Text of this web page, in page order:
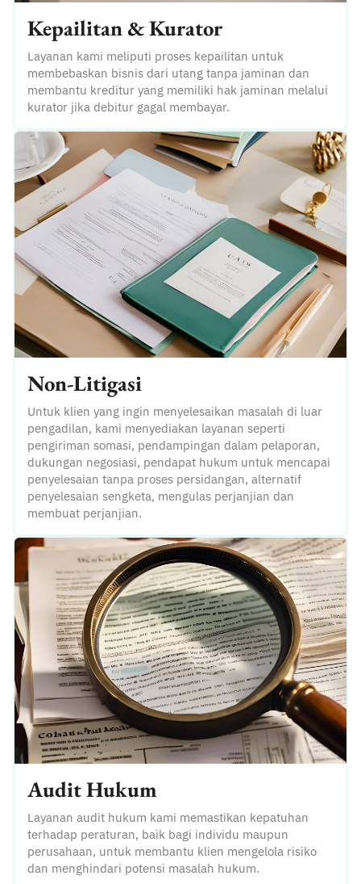
Kepailitan & Kurator
Layanan kami meliputi proses kepailitan untuk
membebaskan bisnis dari utang tanpa jaminan dan
membantu kreditur yang memiliki hak jaminan melalui
kurator jika debitur gagal membayar.
Non-Litigasi
Untuk klien yang ingin menyelesaikan masalah di luar
pengadilan, kami menyediakan layanan seperti
pengiriman somasi, pendampingan dalam pelaporan,
dukungan negosiasi, pendapat hukum untuk mencapai
penyelesaian tanpa proses persidangan, alternatif
penyelesaian sengketa, mengulas perjanjian dan
membuat perjanjian.
Audit Hukum
Layanan audit hukum kami memastikan kepatuhan
terhadap peraturan, baik bagi individu maupun
perusahaan, untuk membantu klien mengelola risiko
dan menghindari potensi masalah hukum.